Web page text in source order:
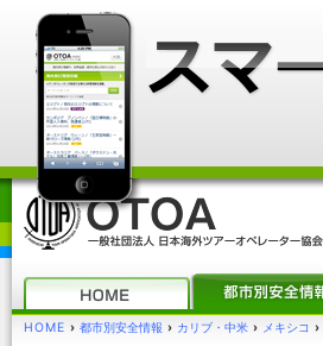
HOME › 都市別安全情報 › カリブ・中米 › メキシコ ›